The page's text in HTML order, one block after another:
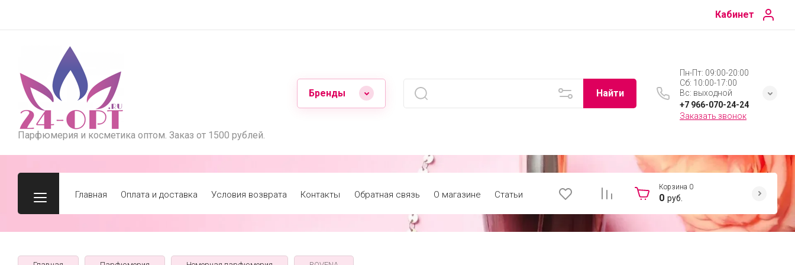
Кабинет
Парфюмерия и косметика оптом. Заказ от 1500 рублей.
Бренды Найти
Пн-Пт: 09:00-20:00
Сб: 10:00-17:00
Вс: выходной
+7 966-070-24-24
Заказать звонок
Главная Оплата и доставка Условия возврата Контакты Обратная связь О магазине Статьи
Корзина 0
0 руб.